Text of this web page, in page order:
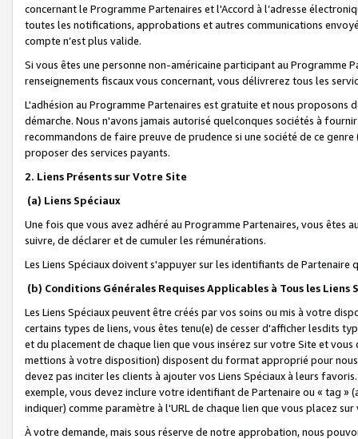
concernant le Programme Partenaires et l'Accord à l’adresse
toutes les notifications, approbations et autres communications
compte n’est plus valide.
Si vous êtes une personne non-américaine participant au
renseignements fiscaux vous concernant, vous délivrerez tous les
L'adhésion au Programme Partenaires est gratuite et nous proposons
démarche. Nous n'avons jamais autorisé quelconques sociétés à
recommandons de faire preuve de prudence si une société de ce
proposer des services payants.
2. Liens Présents sur Votre Site
(a) Liens Spéciaux
Une fois que vous avez adhéré au Programme Partenaires, vous êtes
suivre, de déclarer et de cumuler les rémunérations.
Les Liens Spéciaux doivent s'appuyer sur les identifiants de Partenaire
(b) Conditions Générales Requises Applicables à Tous les Liens
Les Liens Spéciaux peuvent être créés par vos soins ou mis à votre
certains types de liens, vous êtes tenu(e) de cesser d'afficher lesdits
et du placement de chaque lien que vous insérez sur votre Site et
mettions à votre disposition) disposent du format approprié pour
devez pas inciter les clients à ajouter vos Liens Spéciaux à leurs
exemple, vous devez inclure votre identifiant de Partenaire ou « tag
indiquer) comme paramètre à l'URL de chaque lien que vous placez
À votre demande, mais sous réserve de notre approbation, nous